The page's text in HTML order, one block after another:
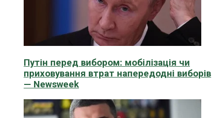
Путін перед вибором: мобілізація чи
приховування втрат напередодні виборів
— Newsweek